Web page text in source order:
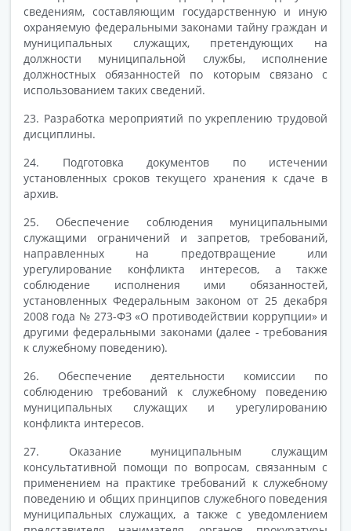
сведениям, составляющим государственную и иную
охраняемую федеральными законами тайну граждан и
муниципальных служащих, претендующих на
должности муниципальной службы, исполнение
должностных обязанностей по которым связано с
использованием таких сведений.
23. Разработка мероприятий по укреплению трудовой
дисциплины.
24. Подготовка документов по истечении
установленных сроков текущего хранения к сдаче в
архив.
25. Обеспечение соблюдения муниципальными
служащими ограничений и запретов, требований,
направленных на предотвращение или
урегулирование конфликта интересов, а также
соблюдение исполнения ими обязанностей,
установленных Федеральным законом от 25 декабря
2008 года № 273-ФЗ «О противодействии коррупции» и
другими федеральными законами (далее - требования
к служебному поведению).
26. Обеспечение деятельности комиссии по
соблюдению требований к служебному поведению
муниципальных служащих и урегулированию
конфликта интересов.
27. Оказание муниципальным служащим
консультативной помощи по вопросам, связанным с
применением на практике требований к служебному
поведению и общих принципов служебного поведения
муниципальных служащих, а также с уведомлением